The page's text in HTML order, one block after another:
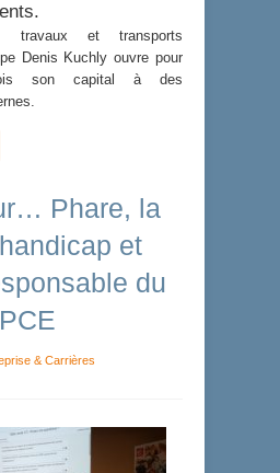
travaux et transports
Denis Kuchly ouvre pour
son capital à des
Phare, la
et
du
& Carrières